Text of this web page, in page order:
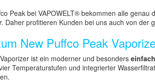
Peak bei VAPOWELT® bekommen alle
. Daher profitieren Kunden bei uns auch von der
New Puffco Peak
ist ein moderner und besonders
Temperaturstufen und integrierter